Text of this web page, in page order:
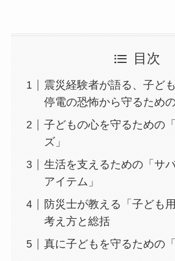
目次
震災経験者が語る、子ど
停電の恐怖から守るため
子どもの心を守るための
ズ」
生活を支えるための「サ
アイテム」
防災士が教える「子ども
考え方と総括
真に子どもを守るための